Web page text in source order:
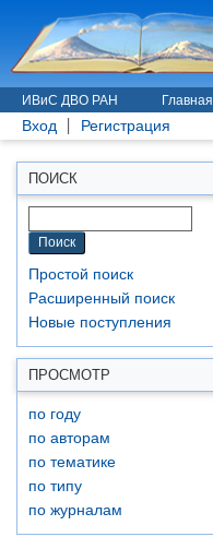
ИВиС ДВО РАН Главная
Вход Регистрация
ПОИСК
Простой поиск
Расширенный поиск
Новые поступления
ПРОСМОТР
по году
по авторам
по тематике
по типу
по журналам